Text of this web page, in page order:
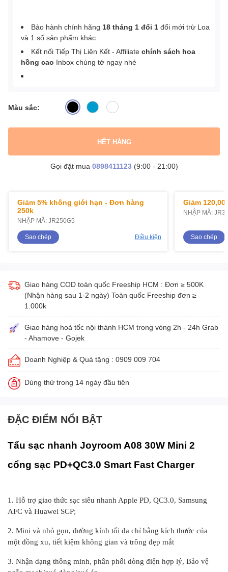
Bảo hành chính hãng 18 tháng 1 đổi 1 đổi mới trừ Loa
và 1 số sản phẩm khác
Kết nối Tiếp Thị Liên Kết - Affiliate chính sách hoa
hồng cao Inbox chúng tớ ngay nhé
Màu sắc:
HẾT HÀNG
Gọi đặt mua 0898411123(9:00 - 21:00)
Giảm 5% không giới hạn - Đơn hàng
250k
NHẬP MÃ: JR250G5
Sao chép Điều kiện
Giảm
NHẬP MÃ:
Sao chép
Giao hàng COD toàn quốc Freeship HCM : Đơn ≥ 500K
(Nhận hàng sau 1-2 ngày) Toàn quốc Freeship đơn ≥
1.000k
Giao hàng hoả tốc nội thành HCM trong vòng 2h - 24h Grab
- Ahamove - Gojek
Doanh Nghiệp & Quà tặng : 0909 009 704
Dùng thử trong 14 ngày đầu tiên
ĐẶC ĐIỂM NỔI BẬT
Tẩu sạc nhanh Joyroom A08 30W Mini 2
cổng sạc PD+QC3.0 Smart Fast Charger
1. Hỗ trợ giao thức sạc siêu nhanh Apple PD, QC3.0, Samsung
AFC và Huawei SCP;
2. Mini và nhỏ gọn, đường kính tối đa chỉ bằng kích thước của
một đồng xu, tiết kiệm không gian và trông đẹp mắt
3. Nhận dạng thông minh, phân phối dòng điện hợp lý, Bảo vệ